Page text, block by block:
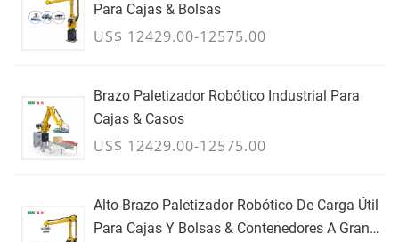
Para Cajas & Bolsas
US$ 12429.00-12575.00
Brazo Paletizador Robótico Industrial Para
Cajas & Casos
US$ 12429.00-12575.00
Alto-Brazo Paletizador Robótico De Carga Útil
Para Cajas Y Bolsas & Contenedores A Granel